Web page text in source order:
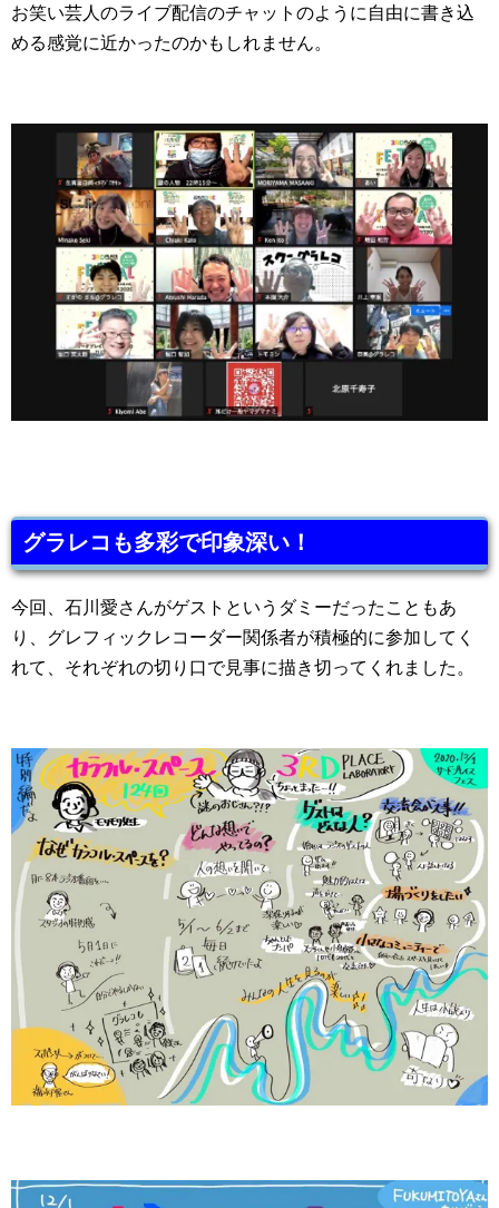
お笑い芸人のライブ配信のチャットのように自由に書き込
める感覚に近かったのかもしれません。
グラレコも多彩で印象深い！
今回、石川愛さんがゲストというダミーだったこともあ
り、グレフィックレコーダー関係者が積極的に参加してく
れて、それぞれの切り口で見事に描き切ってくれました。